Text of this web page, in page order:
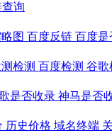
询
图 百度反链 百度
检测 百度检测 谷
是否收录 神马是否
历史价格 域名终端